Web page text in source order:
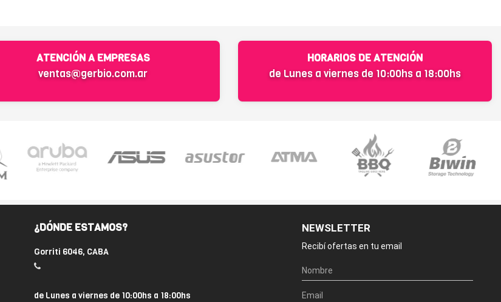
ATENCIÓN A EMPRESAS
ventas@gerbio.com.ar
HORARIOS DE ATENCIÓN
de Lunes a viernes de 10:00hs a 18:00hs
¿DÓNDE ESTAMOS?
Gorriti 6046, CABA
de Lunes a viernes de 10:00hs a 18:00hs
NEWSLETTER
Recibí ofertas en tu email